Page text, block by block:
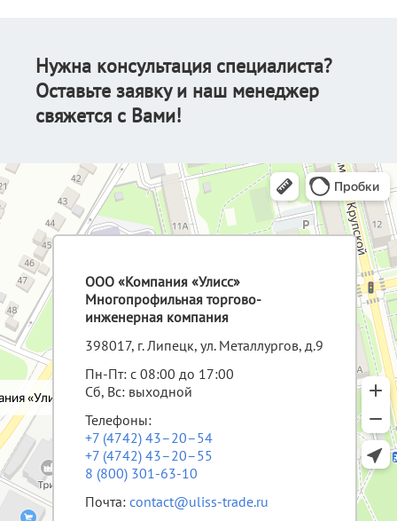
Нужна консультация специалиста?
Оставьте заявку и наш менеджер
свяжется с Вами!
ООО «Компания «Улисс»
Многопрофильная торгово-
инженерная компания
398017, г. Липецк, ул. Металлургов, д.9
Пн-Пт: с 08:00 до 17:00
Сб, Вс: выходной
Телефоны:
+7 (4742) 43–20–54
+7 (4742) 43–20–55
8 (800) 301-63-10
Почта:contact@uliss-trade.ru